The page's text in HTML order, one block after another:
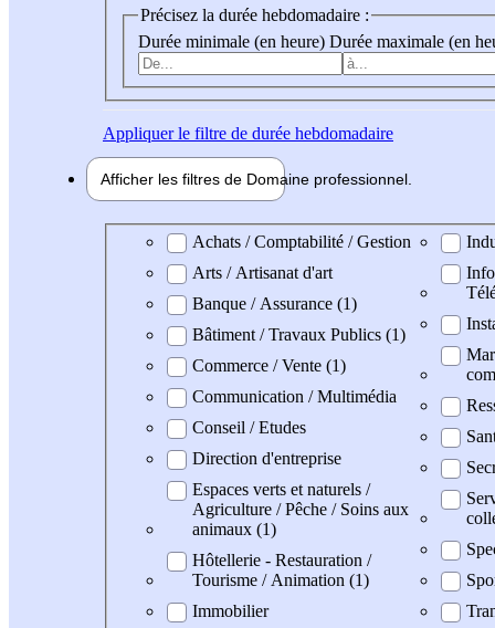
Précisez la durée hebdomadaire :
Durée minimale (en heure) Durée maximale (en
Appliquerle filtre de durée hebdomadaire
Afficher les filtres de Domaine professionnel
Domaine professionel
Achats / Comptabilité / Gestion
Arts / Artisanat d'art
Banque / Assurance (1)
Bâtiment / Travaux Publics (1)
Commerce / Vente (1)
Communication / Multimédia
Conseil / Etudes
Direction d'entreprise
Espaces verts et naturels /
Agriculture / Pêche / Soins aux
animaux (1)
Hôtellerie - Restauration /
Tourisme / Animation (1)
Immobilier